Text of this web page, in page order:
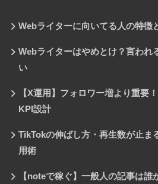
Webライターに向いてる人の特徴
Webライターはやめとけ？言われ
い
【X運用】フォロワー増より重要
KPI設計
TikTokの伸ばし方・再生数が止ま
用術
【noteで稼ぐ】一般人の記事は誰